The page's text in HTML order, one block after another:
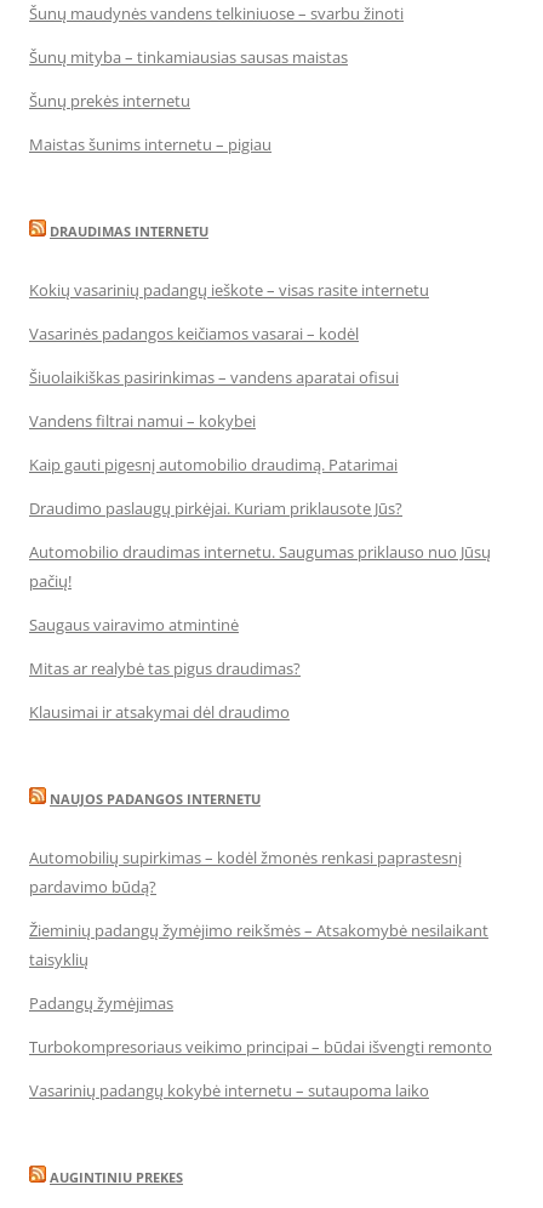
Šunų maudynės vandens telkiniuose – svarbu žinoti
Šunų mityba – tinkamiausias sausas maistas
Šunų prekės internetu
Maistas šunims internetu – pigiau
DRAUDIMAS INTERNETU
Kokių vasarinių padangų ieškote – visas rasite internetu
Vasarinės padangos keičiamos vasarai – kodėl
Šiuolaikiškas pasirinkimas – vandens aparatai ofisui
Vandens filtrai namui – kokybei
Kaip gauti pigesnį automobilio draudimą. Patarimai
Draudimo paslaugų pirkėjai. Kuriam priklausote Jūs?
Automobilio draudimas internetu. Saugumas priklauso nuo Jūsų
pačių!
Saugaus vairavimo atmintinė
Mitas ar realybė tas pigus draudimas?
Klausimai ir atsakymai dėl draudimo
NAUJOS PADANGOS INTERNETU
Automobilių supirkimas – kodėl žmonės renkasi paprastesnį
pardavimo būdą?
Žieminių padangų žymėjimo reikšmės – Atsakomybė nesilaikant
taisyklių
Padangų žymėjimas
Turbokompresoriaus veikimo principai – būdai išvengti remonto
Vasarinių padangų kokybė internetu – sutaupoma laiko
AUGINTINIU PREKES